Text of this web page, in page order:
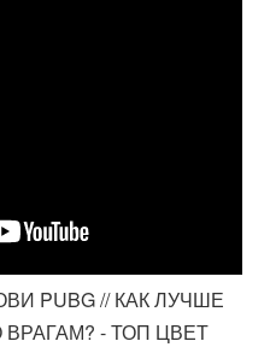
PUBG // КАК ЛУЧШЕ
- ТОП ЦВЕТ